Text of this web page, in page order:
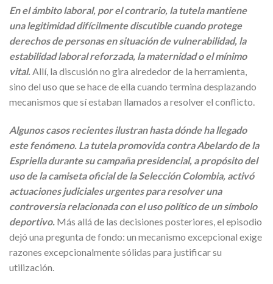
En el ámbito laboral, por el contrario, la tutela mantiene
una legitimidad difícilmente discutible cuando protege
derechos de personas en situación de vulnerabilidad, la
estabilidad laboral reforzada, la maternidad o el mínimo
vital.Allí, la discusión no gira alrededor de la herramienta,
sino del uso que se hace de ella cuando termina desplazando
mecanismos que sí estaban llamados a resolver el conflicto.
Algunos casos recientes ilustran hasta dónde ha llegado
este fenómeno. La tutela promovida contra Abelardo de la
Espriella durante su campaña presidencial, a propósito del
uso de la camiseta oficial de la Selección Colombia, activó
actuaciones judiciales urgentes para resolver una
controversia relacionada con el uso político de un símbolo
deportivo. Más allá de las decisiones posteriores, el episodio
dejó una pregunta de fondo: un mecanismo excepcional exige
razones excepcionalmente sólidas para justificar su
utilización.